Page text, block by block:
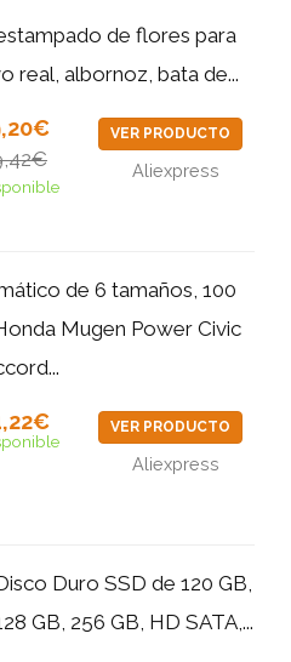
de flores para
real, albornoz, bata de...
VER PRODUCTO
Aliexpress
de 6 tamaños, 100
Mugen Power Civic
VER PRODUCTO
Aliexpress
Duro SSD de 120 GB,
GB, 256 GB, HD SATA,...